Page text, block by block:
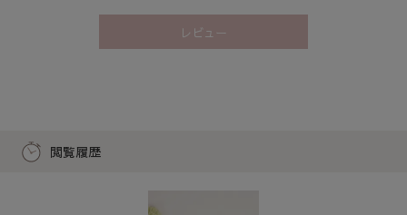
レビュー
閲覧履歴